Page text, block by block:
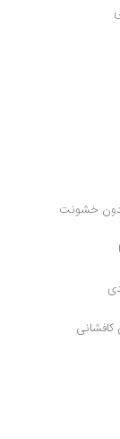
درباره دست یاریگر یا میانجیگری به شیوه‌ی ارتباط بدون خشونت